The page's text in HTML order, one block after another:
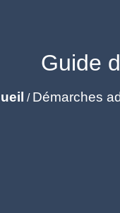
Guide
/ Démarches